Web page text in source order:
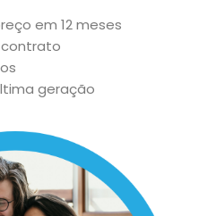
em 12 meses
contrato
geração